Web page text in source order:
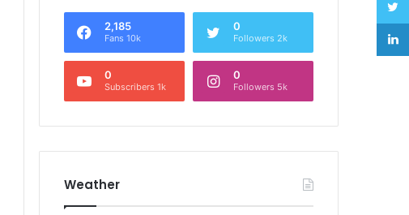
2,185
Fans 10k
0
Followers 2k
0
Subscribers 1k
0
Followers 5k
Weather